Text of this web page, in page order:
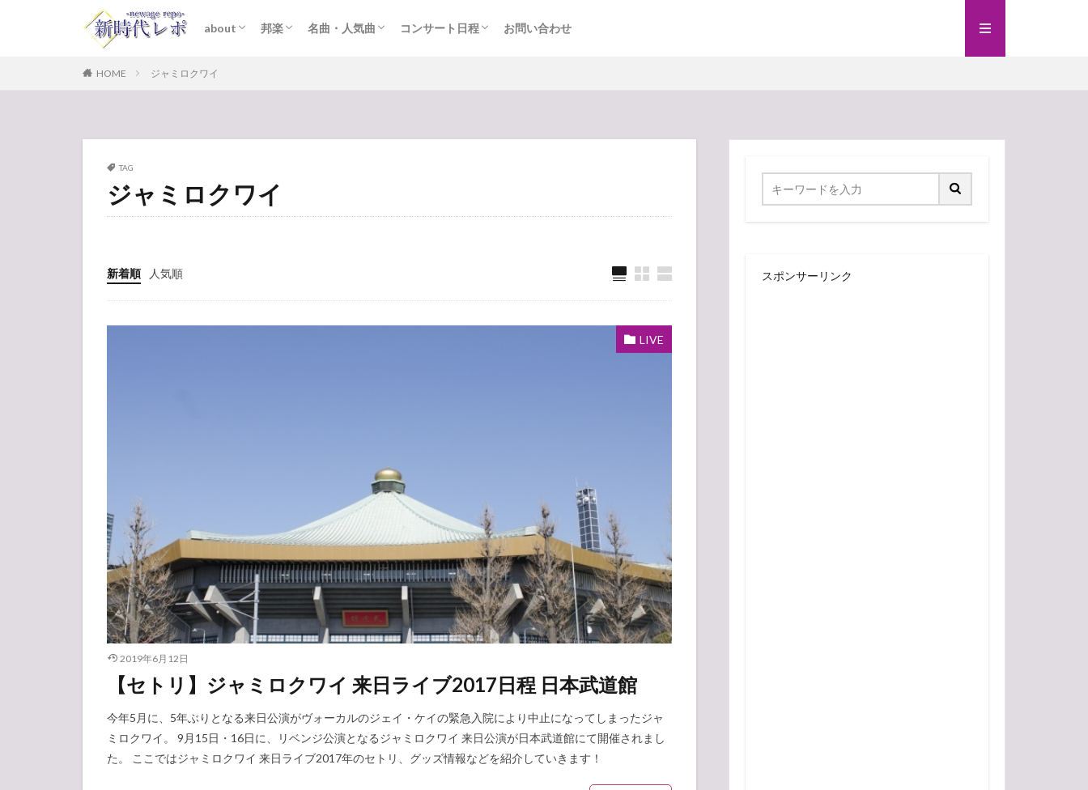
about 邦楽 名曲・人気曲 コンサート日程 お問い合わせ
HOME ジャミロクワイ
TAG
ジャミロクワイ
新着順 人気順
LIVE
2019年6月12日
【セトリ】ジャミロクワイ 来日ライブ2017日程 日本武道館
今年5月に、5年ぶりとなる来日公演がヴォーカルのジェイ・ケイの緊急入院により中止になってしまったジャ
ミロクワイ。 9月15日・16日に、リベンジ公演となるジャミロクワイ 来日公演が日本武道館にて開催されまし
た。 ここではジャミロクワイ 来日ライブ2017年のセトリ、グッズ情報などを紹介していきます！
スポンサーリンク